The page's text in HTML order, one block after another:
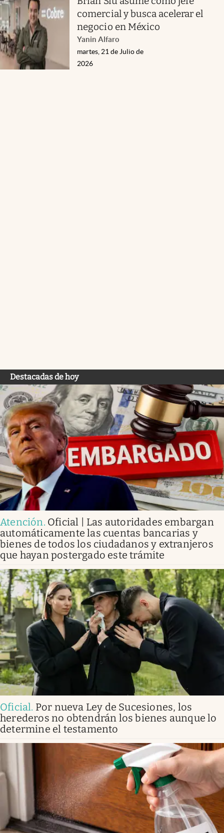
comercial y busca acelerar el
negocio en México
Yanin Alfaro
martes, 21 de Julio de
2026
Destacadas de hoy
Atención. Oficial | Las autoridades embargan
automáticamente las cuentas bancarias y
bienes de todos los ciudadanos y extranjeros
que hayan postergado este trámite
Oficial. Por nueva Ley de Sucesiones, los
herederos no obtendrán los bienes aunque lo
determine el testamento